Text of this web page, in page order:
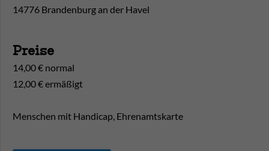
14776 Brandenburg an der Havel
Preise
14,00 € normal
12,00 € ermäßigt
Menschen mit Handicap, Ehrenamtskarte